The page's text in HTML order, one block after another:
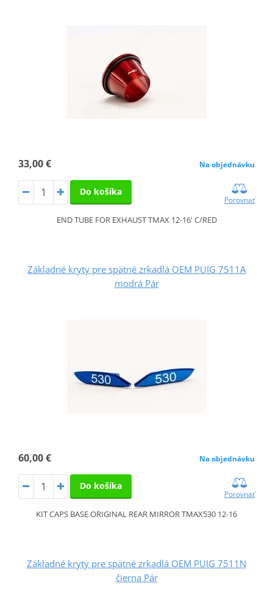
33,00 € Na objednávku
Do košíka
Porovnať
END TUBE FOR EXHAUST TMAX 12-16' C/RED
Základné kryty pre spätné zrkadlá OEM PUIG 7511A
modrá Pár
60,00 € Na objednávku
Do košíka
Porovnať
KIT CAPS BASE ORIGINAL REAR MIRROR TMAX530 12-16
Základné kryty pre spätné zrkadlá OEM PUIG 7511N
čierna Pár